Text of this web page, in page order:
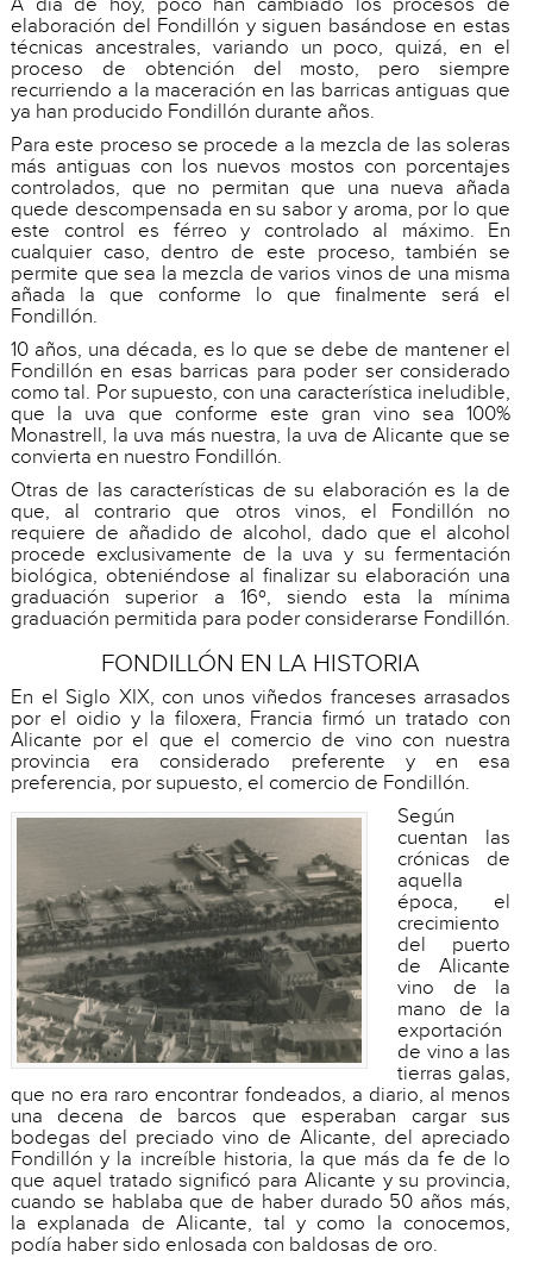
elaboración del Fondillón y siguen basándose en estas
técnicas ancestrales, variando un poco, quizá, en el
proceso de obtención del mosto, pero siempre
recurriendo a la maceración en las barricas antiguas que
ya han producido Fondillón durante años.
Para este proceso se procede a la mezcla de las soleras
más antiguas con los nuevos mostos con porcentajes
controlados, que no permitan que una nueva añada
quede descompensada en su sabor y aroma, por lo que
este control es férreo y controlado al máximo. En
cualquier caso, dentro de este proceso, también se
permite que sea la mezcla de varios vinos de una misma
añada la que conforme lo que finalmente será el
Fondillón.
10 años, una década, es lo que se debe de mantener el
Fondillón en esas barricas para poder ser considerado
como tal. Por supuesto, con una característica ineludible,
que la uva que conforme este gran vino sea 100%
Monastrell, la uva más nuestra, la uva de Alicante que se
convierta en nuestro Fondillón.
Otras de las características de su elaboración es la de
que, al contrario que otros vinos, el Fondillón no
requiere de añadido de alcohol, dado que el alcohol
procede exclusivamente de la uva y su fermentación
biológica, obteniéndose al finalizar su elaboración una
graduación superior a 16º, siendo esta la mínima
graduación permitida para poder considerarse Fondillón.
FONDILLÓN EN LA HISTORIA
En el Siglo XIX, con unos viñedos franceses arrasados
por el oidio y la filoxera, Francia firmó un tratado con
Alicante por el que el comercio de vino con nuestra
provincia era considerado preferente y en esa
preferencia, por supuesto, el comercio de Fondillón.
Según
cuentan las
crónicas de
aquella
época, el
crecimiento
del puerto
de Alicante
vino de la
mano de la
exportación
de vino a las
tierras galas,
que no era raro encontrar fondeados, a diario, al menos
una decena de barcos que esperaban cargar sus
bodegas del preciado vino de Alicante, del apreciado
Fondillón y la increíble historia, la que más da fe de lo
que aquel tratado significó para Alicante y su provincia,
cuando se hablaba que de haber durado 50 años más,
la explanada de Alicante, tal y como la conocemos,
podía haber sido enlosada con baldosas de oro.